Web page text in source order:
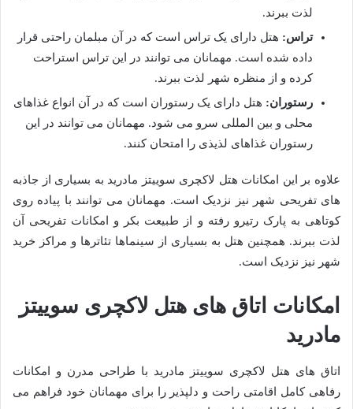
لذت ببرند.
تراس: هتل دارای یک تراس است که در آن مبلمان راحتی قرار
داده شده است. مهمانان می توانند در این تراس استراحت
کرده و از منظره شهر لذت ببرند.
رستوران: هتل دارای یک رستوران است که در آن انواع غذاهای
محلی و بین المللی سرو می شود. مهمانان می توانند در این
رستوران غذاهای لذیذی را امتحان کنند.
علاوه بر این امکانات هتل لاکچری سوییتز مادرید به بسیاری از جاذبه
های تفریحی شهر نیز نزدیک است. مهمانان می توانند با پیاده روی
کوتاهی به پارک رتیرو رفته و از طبیعت بکر و امکانات تفریحی آن
لذت ببرند. همچنین هتل به بسیاری از سینماها تئاترها و مراکز خرید
شهر نیز نزدیک است.
امکانات اتاق های هتل لاکچری سوییتز
مادرید
اتاق های هتل لاکچری سوییتز مادرید با طراحی مدرن و امکانات
رفاهی کامل اقامتی راحت و دلپذیر را برای مهمانان خود فراهم می